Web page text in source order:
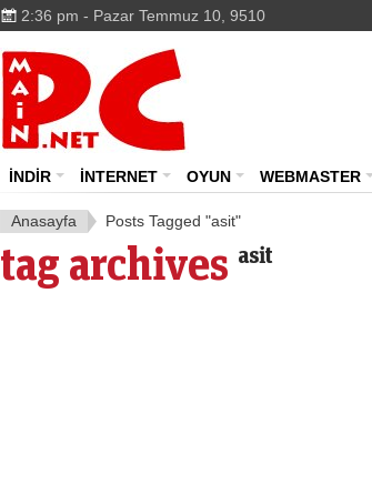
2:36 pm - Pazar Temmuz 10, 9510
MainPC.net
İNDİR İNTERNET OYUN WEBMASTER
Anasayfa Posts Tagged "asit"
tag archives asit